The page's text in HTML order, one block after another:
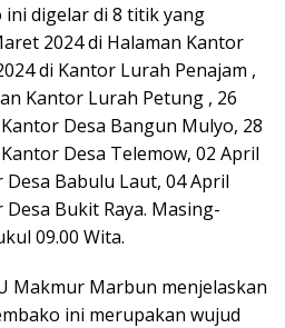
digelar di 8 titik yang
2024 di Halaman Kantor
di Kantor Lurah Penajam ,
Kantor Lurah Petung , 26
Desa Bangun Mulyo, 28
Desa Telemow, 02 April
Babulu Laut, 04 April
Bukit Raya. Masing-
09.00 Wita.
Makmur Marbun menjelaskan
ini merupakan wujud